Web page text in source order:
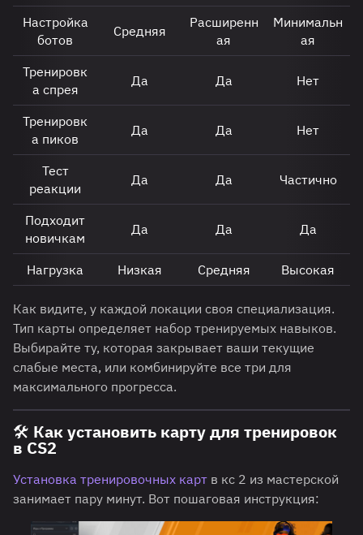
Настройка
ботов
Средняя
Расширенн
ая
Минимальн
ая
Тренировк
а спрея
Да Да Нет
Тренировк
а пиков
Да Да Нет
Тест
реакции
Да Да Частично
Подходит
новичкам
Да Да Да
Нагрузка Низкая Средняя Высокая
Как видите, у каждой локации своя специализация.
Тип карты определяет набор тренируемых навыков.
Выбирайте ту, которая закрывает ваши текущие
слабые места, или комбинируйте все три для
максимального прогресса.
🛠️ Как установить карту для тренировок
в CS2
Установка тренировочных карт в кс 2 из мастерской
занимает пару минут. Вот пошаговая инструкция: